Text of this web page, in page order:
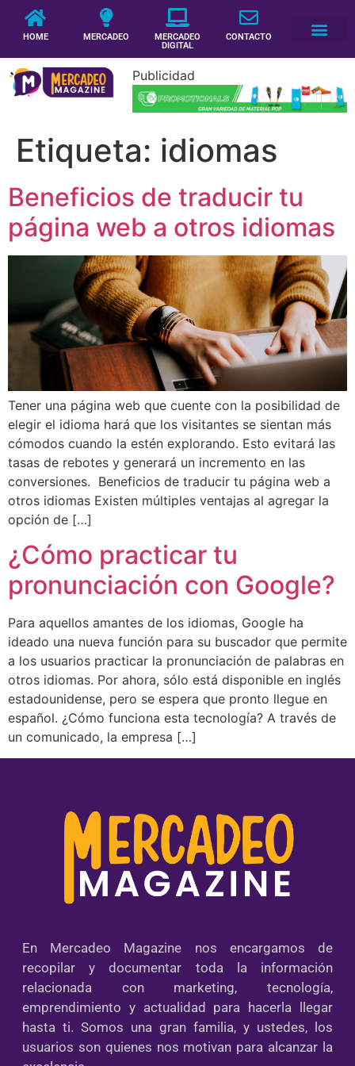
HOME MERCADEO
MERCADEO
DIGITAL
CONTACTO
Publicidad
Etiqueta: idiomas
Beneficios de traducir tu
página web a otros idiomas
Tener una página web que cuente con la posibilidad de
elegir el idioma hará que los visitantes se sientan más
cómodos cuando la estén explorando. Esto evitará las
tasas de rebotes y generará un incremento en las
conversiones. Beneficios de traducir tu página web a
otros idiomas Existen múltiples ventajas al agregar la
opción de […]
¿Cómo practicar tu
pronunciación con Google?
Para aquellos amantes de los idiomas, Google ha
ideado una nueva función para su buscador que permite
a los usuarios practicar la pronunciación de palabras en
otros idiomas. Por ahora, sólo está disponible en inglés
estadounidense, pero se espera que pronto llegue en
español. ¿Cómo funciona esta tecnología? A través de
un comunicado, la empresa […]
En Mercadeo Magazine nos encargamos de
recopilar y documentar toda la información
relacionada con marketing, tecnología,
emprendimiento y actualidad para hacerla llegar
hasta ti. Somos una gran familia, y ustedes, los
usuarios son quienes nos motivan para alcanzar la